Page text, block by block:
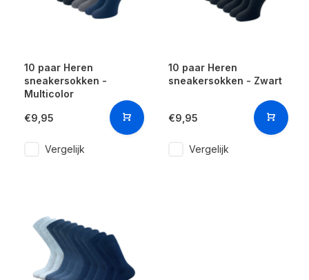
10 paar Heren
sneakersokken -
Multicolor
€9,95
Vergelijk
10 paar Heren
sneakersokken - Zwart
€9,95
Vergelijk